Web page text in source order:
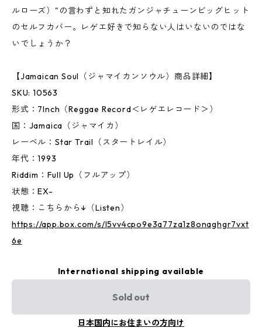
ルローズ）"の言わずと知れたガンジャチューンビッグヒット
のセルフカバー。レゲエ好きで知らない人はいないのではな
いでしょうか？
【Jamaican Soul（ジャマイカンソウル）商品詳細】
SKU: 10563
形式：7Inch（Reggae Record＜レゲエレコード＞）
国：Jamaica（ジャマイカ）
レーベル：Star Trail（スタートレイル）
年代：1993
Riddim：Full Up（フルアップ）
状態：EX-
視聴：こちらから↓（Listen）
https://app.box.com/s/l5vv4cpo9e3a77za1z8onaghgr7vxt
6e
International shipping available
Sold out
日本国内にお住まいの方向け